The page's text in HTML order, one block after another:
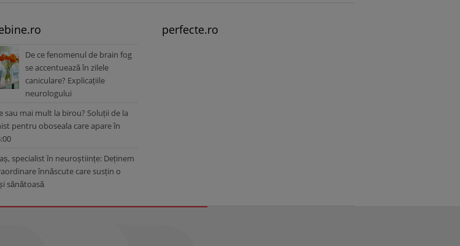
De ce fenomenul de brain fog
se accentuează în zilele
caniculare? Explicațiile
neurologului
sau mai mult la birou? Soluții de la
pentru oboseala care apare în
specialist în neuroștiințe: Deținem
înnăscute care susțin o
sănătoasă
perfecte.ro